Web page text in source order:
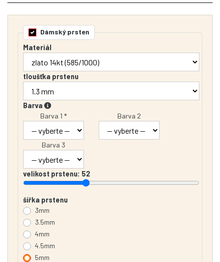
Dámský prsten
Materiál
tloušťka prstenu
Barva
Barva 1 *
Barva 2
Barva 3
velikost prstenu: 52
šířka prstenu
3mm
3.5mm
4mm
4.5mm
5mm